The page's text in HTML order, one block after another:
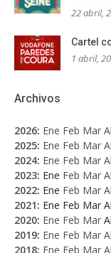
22 abril,
Cartel
1 abril,
Archivos
2026: Ene Feb Mar
2025: Ene Feb Mar
2024: Ene Feb Mar
2023: Ene Feb Mar
2022: Ene Feb Mar
2021: Ene Feb Mar
2020: Ene Feb Mar
2019: Ene Feb Mar
2018: Ene Feb Mar